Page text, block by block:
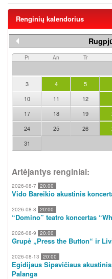
Renginių kalendorius
Pi An Tr
3
4 5
10
11 12
17
18 19
24
25 26
31
Artėjantys renginiai:
2026-08-7 20:00
Vido Bareikio akustinis
2026-08-8 20:00
“Domino” teatro koncertas
2026-08-9 20:00
Grupė „Press the Button“ ir
2026-08-13 20:00
Egidijaus Sipavičiaus
Palanga